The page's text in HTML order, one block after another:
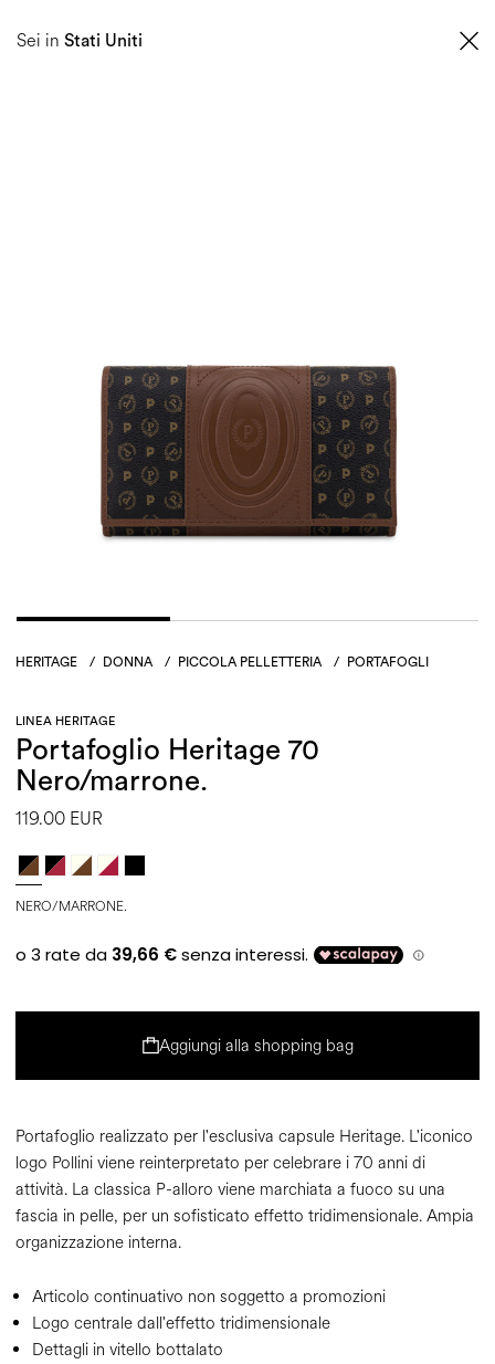
Sei in Stati Uniti
HERITAGE / DONNA / PICCOLA PELLETTERIA / PORTAFOGLI
LINEA HERITAGE
Portafoglio Heritage 70
Nero/marrone.
119.00 EUR
NERO/MARRONE.
Aggiungi alla shopping bag
Portafoglio realizzato per l'esclusiva capsule Heritage. L'iconico
logo Pollini viene reinterpretato per celebrare i 70 anni di
attività. La classica P-alloro viene marchiata a fuoco su una
fascia in pelle, per un sofisticato effetto tridimensionale. Ampia
organizzazione interna.
Articolo continuativo non soggetto a promozioni
Logo centrale dall'effetto tridimensionale
Dettagli in vitello bottalato